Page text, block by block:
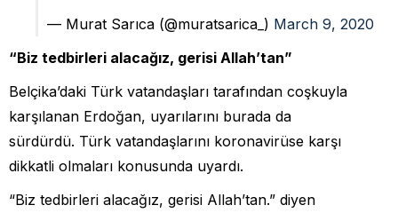
— Murat Sarıca (@muratsarica_) March 9, 2020
“Biz tedbirleri alacağız, gerisi Allah’tan”
Belçika’daki Türk vatandaşları tarafından coşkuyla
karşılanan Erdoğan, uyarılarını burada da
sürdürdü. Türk vatandaşlarını koronavirüse karşı
dikkatli olmaları konusunda uyardı.
“Biz tedbirleri alacağız, gerisi Allah’tan.” diyen